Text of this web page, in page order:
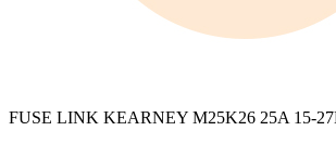
FUSE LINK KEARNEY M25K26 25A 15-